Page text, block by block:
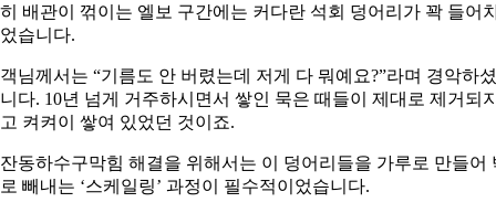
배관이 꺾이는 엘보 구간에는 커다란 석회 덩어리가 꽉 들어
습니다.
님께서는 “기름도 안 버렸는데 저게 다 뭐예요?”라며 경악하셨
다. 10년 넘게 거주하시면서 쌓인 묵은 때들이 제대로 제거되
켜켜이 쌓여 있었던 것이죠.
동하수구막힘 해결을 위해서는 이 덩어리들을 가루로 만들어
빼내는 ‘스케일링’ 과정이 필수적이었습니다.